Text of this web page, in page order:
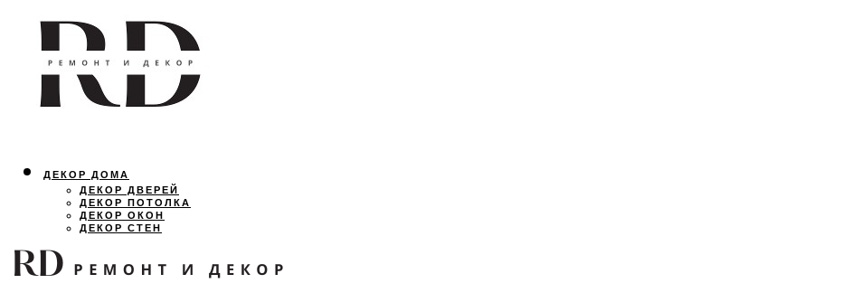
ДЕКОР ДОМА
ДЕКОР ДВЕРЕЙ
ДЕКОР ПОТОЛКА
ДЕКОР ОКОН
ДЕКОР СТЕН
ОСВЕЩЕНИЕ
ДИЗАЙН ИНТЕРЬЕРА